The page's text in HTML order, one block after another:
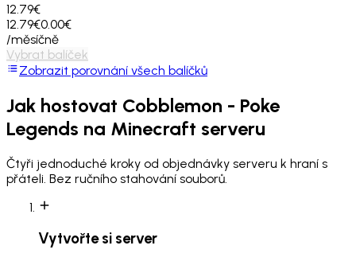
12.79€
12.79€0.00€
/měsíčně
Vybrat balíček
Zobrazit porovnání všech balíčků
Jak hostovat Cobblemon - Poke
Legends na Minecraft serveru
Čtyři jednoduché kroky od objednávky serveru k hraní s
přáteli. Bez ručního stahování souborů.
Vytvořte si server